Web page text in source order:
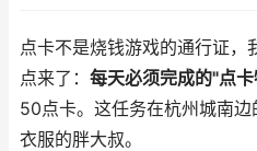
点卡不是烧钱游戏的通行证，
点来了： 每天必须完成的"点
50点卡。这任务在杭州城南
衣服的胖大叔。